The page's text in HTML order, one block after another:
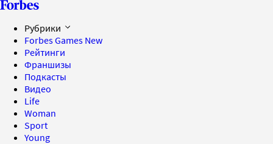
Рубрики
Forbes Games New
Рейтинги
Франшизы
Подкасты
Видео
Life
Woman
Sport
Young